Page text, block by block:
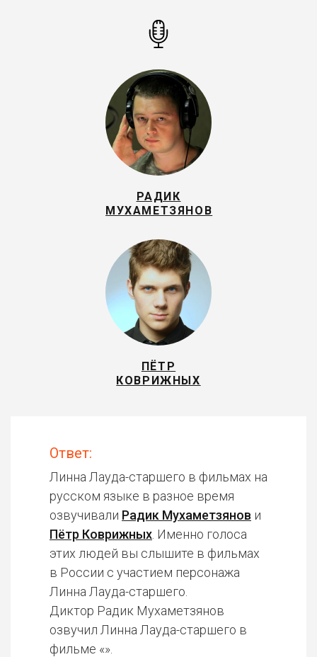
РАДИК
МУХАМЕТЗЯНОВ
ПЁТР
КОВРИЖНЫХ
Ответ:
Линна Лауда-старшего в фильмах на
русском языке в разное время
озвучивали Радик Мухаметзянов и
Пётр Коврижных . Именно голоса
этих людей вы слышите в фильмах
в России с участием персонажа
Линна Лауда-старшего.
Диктор Радик Мухаметзянов
озвучил Линна Лауда-старшего в
фильме «».